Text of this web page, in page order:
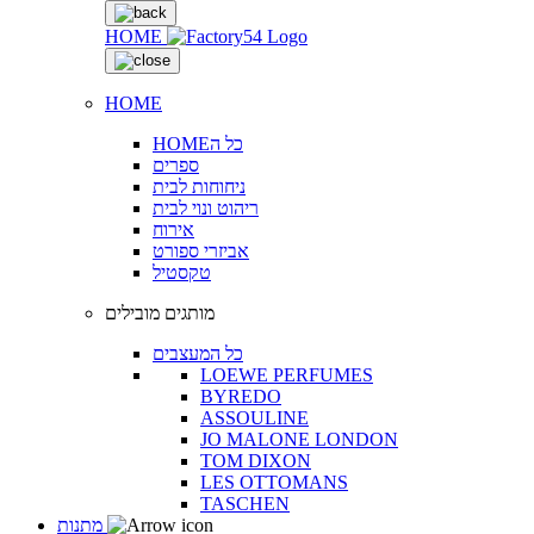
HOME
HOME
HOMEכל ה
ספרים
ניחוחות לבית
ריהוט ונוי לבית
אירוח
אביזרי ספורט
טקסטיל
מותגים מובילים
כל המעצבים
LOEWE PERFUMES
BYREDO
ASSOULINE
JO MALONE LONDON
TOM DIXON
LES OTTOMANS
TASCHEN